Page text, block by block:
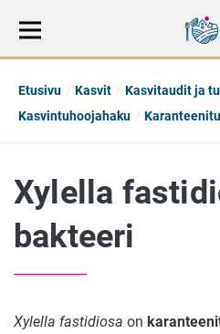
Etusivu Kasvit
Kasvitaudit ja
Kasvintuhoojahaku
Xylella
bakteeri
Xylella fastidiosa on